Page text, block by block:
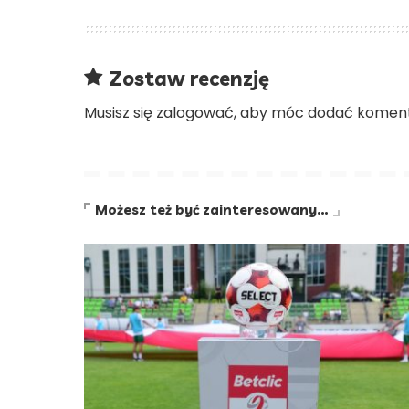
Zostaw recenzję
Musisz się zalogować, aby móc dodać
Możesz też być zainteresowany…